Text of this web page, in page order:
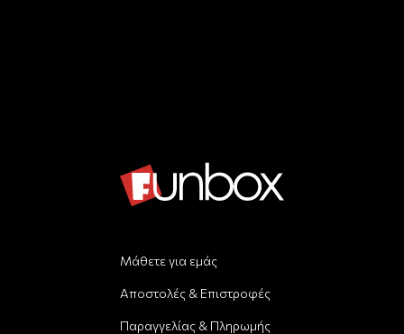
Μάθετε για εμάς
Αποστολές & Επιστροφές
Παραγγελίας & Πληρωμής